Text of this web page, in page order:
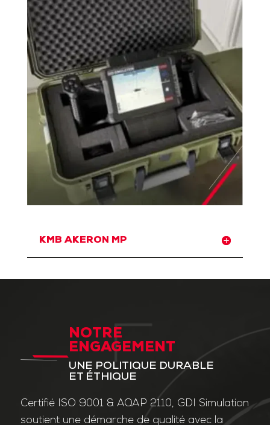
KMB AKERON MP
NOTRE
ENGAGEMENT
UNE POLITIQUE DURABLE
ET ÉTHIQUE
Certifié ISO 9001 & AQAP 2110, GDI Simulation
soutient une démarche de qualité avec la